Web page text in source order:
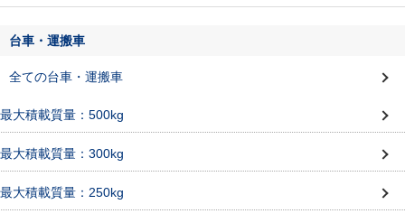
台車・運搬車
全ての台車・運搬車
最大積載質量：500kg
最大積載質量：300kg
最大積載質量：250kg